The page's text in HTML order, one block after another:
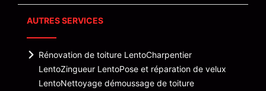
AUTRES SERVICES
Rénovation de toiture LentoCharpentier
LentoZingueur LentoPose et réparation de velux
LentoNettoyage démoussage de toiture